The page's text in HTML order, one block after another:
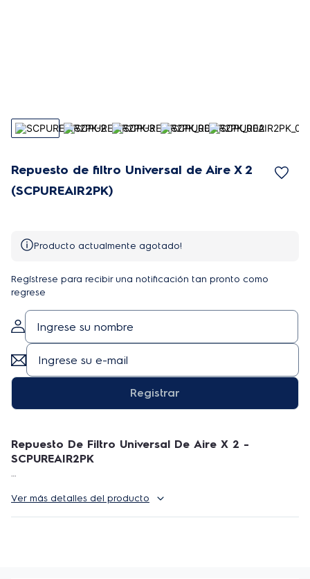
Repuesto de filtro Universal de Aire X 2
(SCPUREAIR2PK)
Producto actualmente agotado!
Regístrese para recibir una notificación tan pronto como
regrese
Registrar
Repuesto De Filtro Universal De Aire X 2 -
SCPUREAIR2PK
invitamos a leer cuidadosamente todas las
especificaciones de nuestros productos, si tienes
Ver más detalles del producto